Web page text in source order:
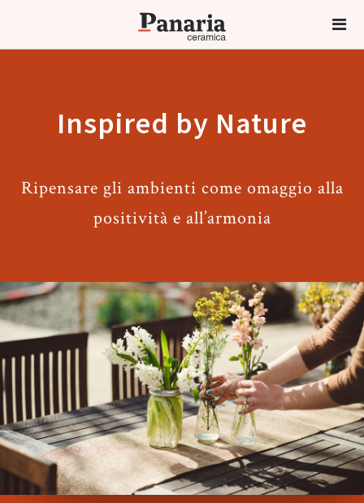
Inspired by Nature
Ripensare gli ambienti come omaggio alla
positività e all’armonia